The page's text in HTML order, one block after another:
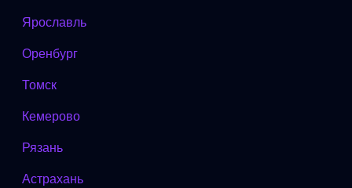
Ярославль
Оренбург
Томск
Кемерово
Рязань
Астрахань